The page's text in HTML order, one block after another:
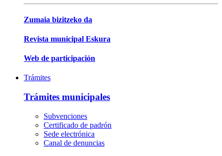
Zumaia bizitzeko da
Revista municipal Eskura
Web de participación
Trámites
Trámites municipales
Subvenciones
Certificado de padrón
Sede electrónica
Canal de denuncias